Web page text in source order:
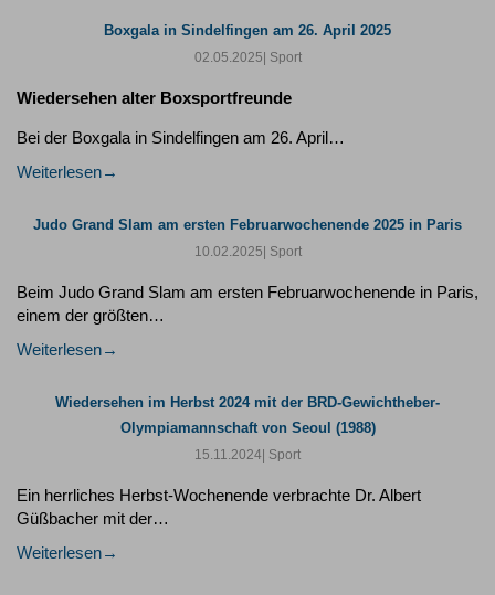
Boxgala in Sindelfingen am 26. April 2025
02.05.2025| Sport
Wiedersehen alter Boxsportfreunde
Bei der Boxgala in Sindelfingen am 26. April…
Weiterlesen
Judo Grand Slam am ersten Februarwochenende 2025 in Paris
10.02.2025| Sport
Beim Judo Grand Slam am ersten Februarwochenende in Paris,
einem der größten…
Weiterlesen
Wiedersehen im Herbst 2024 mit der BRD-Gewichtheber-
Olympiamannschaft von Seoul (1988)
15.11.2024| Sport
Ein herrliches Herbst-Wochenende verbrachte Dr. Albert
Güßbacher mit der…
Weiterlesen